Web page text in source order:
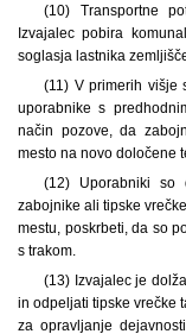
(10) Transportne
Izvajalec pobira
soglasja lastnika
(11) V primerih višje
uporabnike s
način pozove, da
mesto na novo določene
(12) Uporabniki so
zabojnike ali tipske
mestu, poskrbeti, da so
s trakom.
(13) Izvajalec je
in odpeljati tipske vrečke
za opravljanje